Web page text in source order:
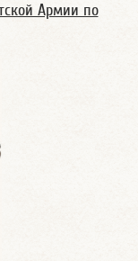
Армии по